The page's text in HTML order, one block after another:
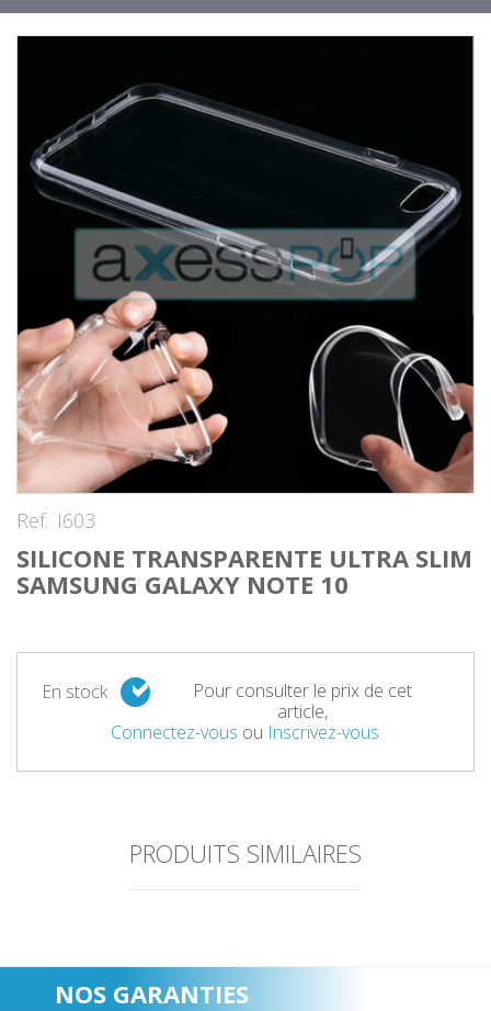
Ref. I603
SILICONE TRANSPARENTE ULTRA SLIM
SAMSUNG GALAXY NOTE 10
En stock
Pour consulter le prix de cet
article,
Connectez-vous ou Inscrivez-vous
PRODUITS SIMILAIRES
NOS GARANTIES